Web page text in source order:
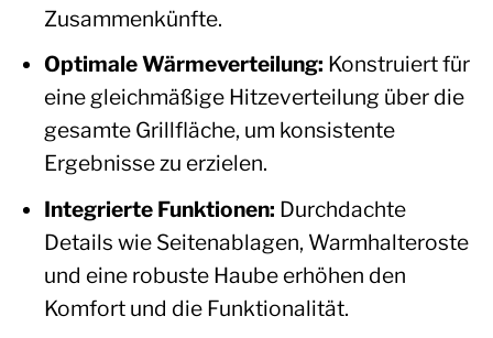
Zusammenkünfte.
Optimale Wärmeverteilung: Konstruiert für
eine gleichmäßige Hitzeverteilung über die
gesamte Grillfläche, um konsistente
Ergebnisse zu erzielen.
Integrierte Funktionen: Durchdachte
Details wie Seitenablagen, Warmhalteroste
und eine robuste Haube erhöhen den
Komfort und die Funktionalität.